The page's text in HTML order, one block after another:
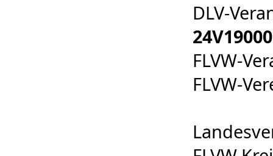
DLV-
FLVW-
FLVW-